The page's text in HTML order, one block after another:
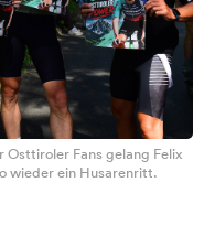
Fans gelang Felix
wieder ein Husarenritt.